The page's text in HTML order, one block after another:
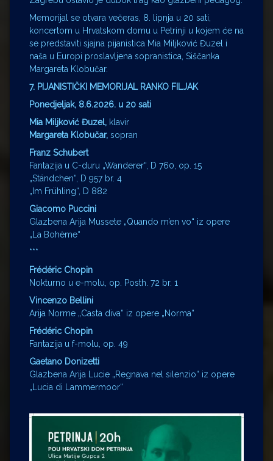
Memorijal se otvara večeras, 8. lipnja u 20 sati,
koncertom u Hrvatskom domu u Petrinji u kojem će na
se predstaviti sjajna pijanistica Mia Miljković Đuzel i
naša u Europi proslavljena sopranistica, Siščanka
Margareta Klobučar.
7. PIJANISTIČKI MEMORIJAL RANKO FILJAK
Ponedjeljak, 8.6.2026. u 20 sati
Mia Miljković Đuzel, klavir
Margareta Klobučar, sopran
Franz Schubert
Fantazija u C-duru „Wanderer“, D 760, op. 15
„Ständchen“, D 957 br. 4
„Im Frühling“, D 882
Giacomo Puccini
Glazbena Arija Mussete „Quando m’en vo“ iz opere
„La Bohème“
***
Frédéric Chopin
Nokturno u e-molu, op. Posth. 72 br. 1
Vincenzo Bellini
Arija Norme „Casta diva“ iz opere „Norma“
Frédéric Chopin
Fantazija u f-molu, op. 49
Gaetano Donizetti
Glazbena Arija Lucie „Regnava nel silenzio“ iz opere
„Lucia di Lammermoor“